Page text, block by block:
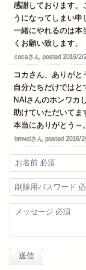
感謝しております。
うになってしまい申
一緒にやれるのは本
くお願い致します。
cocaさん posted 2016/2/
コカさん、ありがと
自分たちだけではと
NAIさんのホンワカ
助けていただいてま
本当にありがとう～。
bmwdさん posted 2016/